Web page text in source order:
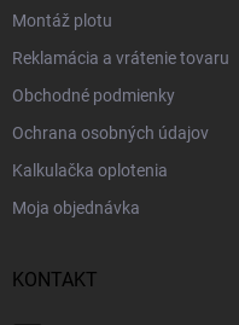
Montáž plotu
Reklamácia a vrátenie tovaru
Obchodné podmienky
Ochrana osobných údajov
Kalkulačka oplotenia
Moja objednávka
KONTAKT